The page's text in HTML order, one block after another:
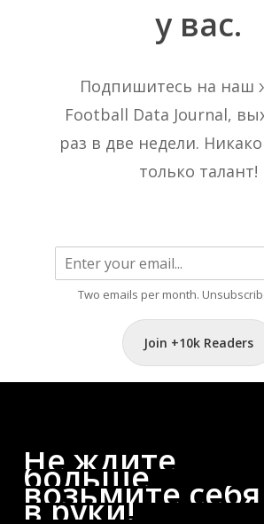
у вас.
Подпишитесь на наш
Football Data Journal,
раз в две недели.
только талант!
Two emails per month.
Join +10k Readers
Не ждите
больше,
возьмите себя
в руки!